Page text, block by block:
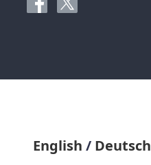
English / Deutsch